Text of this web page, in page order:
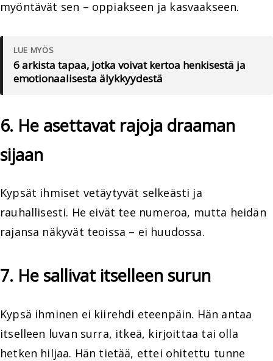
myöntävät sen – oppiakseen ja kasvaakseen.
LUE MYÖS
6 arkista tapaa, jotka voivat kertoa henkisestä ja
emotionaalisesta älykkyydestä
6. He asettavat rajoja draaman
sijaan
Kypsät ihmiset vetäytyvät selkeästi ja
rauhallisesti. He eivät tee numeroa, mutta heidän
rajansa näkyvät teoissa – ei huudossa.
7. He sallivat itselleen surun
Kypsä ihminen ei kiirehdi eteenpäin. Hän antaa
itselleen luvan surra, itkeä, kirjoittaa tai olla
hetken hiljaa. Hän tietää, ettei ohitettu tunne